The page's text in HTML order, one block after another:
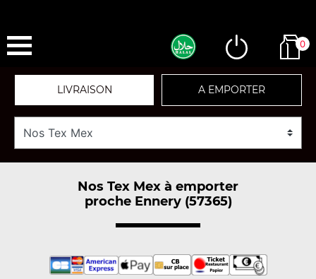
0
LIVRAISON A EMPORTER
Nos Tex Mex à emporter
proche Ennery (57365)